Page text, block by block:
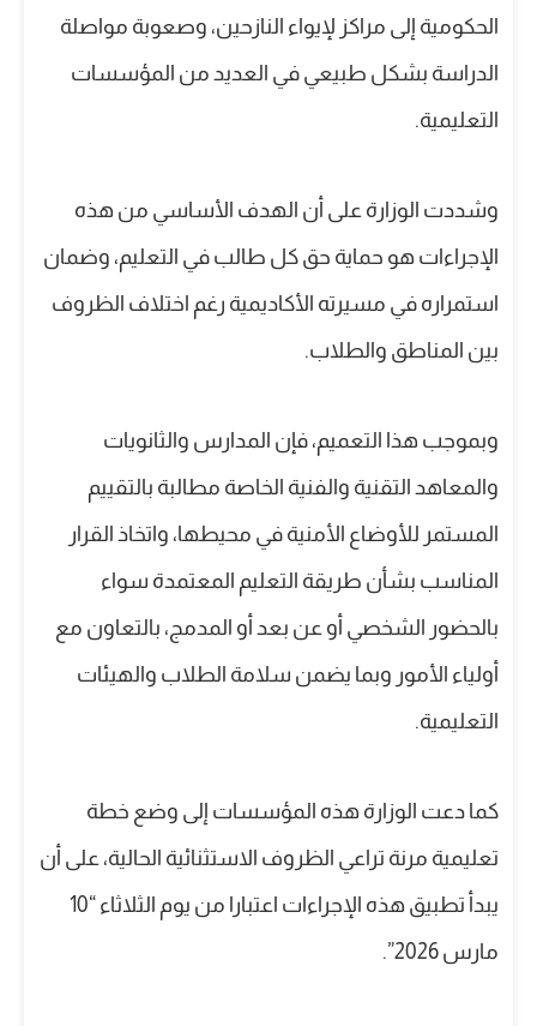
الحكومية إلى مراكز لإيواء النازحين، وصعوبة مواصلة
الدراسة بشكل طبيعي في العديد من المؤسسات
التعليمية.
وشددت الوزارة على أن الهدف الأساسي من هذه
الإجراءات هو حماية حق كل طالب في التعليم، وضمان
استمراره في مسيرته الأكاديمية رغم اختلاف الظروف
بين المناطق والطلاب.
وبموجب هذا التعميم، فإن المدارس والثانويات
والمعاهد التقنية والفنية الخاصة مطالبة بالتقييم
المستمر للأوضاع الأمنية في محيطها، واتخاذ القرار
المناسب بشأن طريقة التعليم المعتمدة سواء
بالحضور الشخصي أو عن بعد أو المدمج، بالتعاون مع
أولياء الأمور وبما يضمن سلامة الطلاب والهيئات
التعليمية.
كما دعت الوزارة هذه المؤسسات إلى وضع خطة
تعليمية مرنة تراعي الظروف الاستثنائية الحالية، على أن
يبدأ تطبيق هذه الإجراءات اعتبارا من يوم الثلاثاء “10
مارس 2026”.